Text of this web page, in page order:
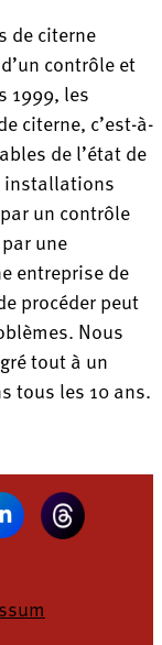
de citerne
contrôle et
1999, les
citerne, c’est-à-
de l’état de
installations
un contrôle
une
entreprise de
procéder peut
Nous
tout à un
tous les 10 ans.